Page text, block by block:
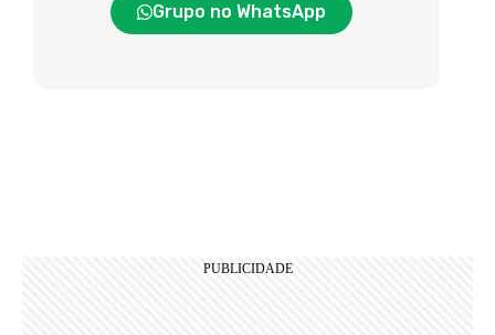
Grupo no WhatsApp